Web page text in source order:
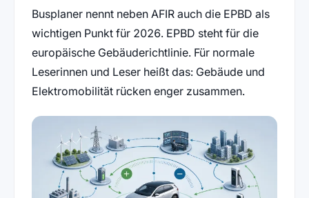
Busplaner nennt neben AFIR auch die EPBD als
wichtigen Punkt für 2026. EPBD steht für die
europäische Gebäuderichtlinie. Für normale
Leserinnen und Leser heißt das: Gebäude und
Elektromobilität rücken enger zusammen.